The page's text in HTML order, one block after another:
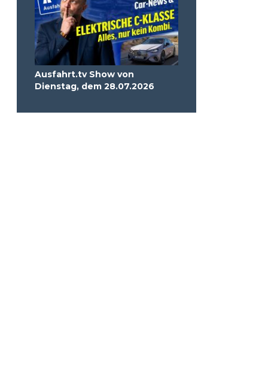
Ausfahrt.tv Show von
Dienstag, dem 28.07.2026